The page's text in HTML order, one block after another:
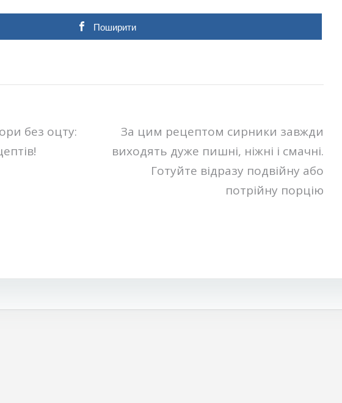
Поширити
без оцту:
За цим рецептом сирники завжди
виходять дуже пишні, ніжні і смачні.
Готуйте відразу подвійну або
потрійну порцію